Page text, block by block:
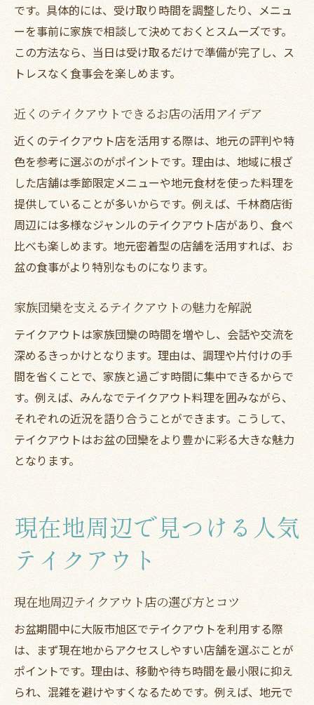
です。具体的には、受け取り時間を調整したり、メニュ
ーを事前に家族で相談して決めておくとスムーズです。
この方法なら、当日は受け取るだけで準備が完了し、ス
トレスなく食事会を楽しめます。
近くのテイクアウトできるお店の活用アイデア
近くのテイクアウト店を活用する際は、地元の評判や特
色を参考に選ぶのがポイントです。理由は、地域に根ざ
した店舗は季節限定メニューや地元食材を使った料理を
提供していることが多いからです。例えば、千林商店街
周辺には多様なジャンルのテイクアウト店があり、食べ
比べも楽しめます。地元密着型の店舗を活用すれば、お
盆の食事がより特別なものになります。
家族団欒を支えるテイクアウトの魅力を解説
テイクアウトは家族団欒の時間を増やし、会話や交流を
深めるきっかけとなります。理由は、調理や片付けの手
間を省くことで、家族と過ごす時間に集中できるからで
す。例えば、みんなでテイクアウト料理を囲みながら、
それぞれの近況を語り合うことができます。こうして、
テイクアウトはお盆の団欒をより豊かに彩る大きな魅力
となります。
現在地周辺で見つける人気
テイクアウト
現在地周辺テイクアウト店の選び方とコツ
お盆期間中に大阪市旭区でテイクアウトを利用する際
は、まず現在地からアクセスしやすい店舗を選ぶことが
ポイントです。理由は、移動や待ち時間を最小限に抑え
られ、混雑を避けやすくなるためです。例えば、地元で